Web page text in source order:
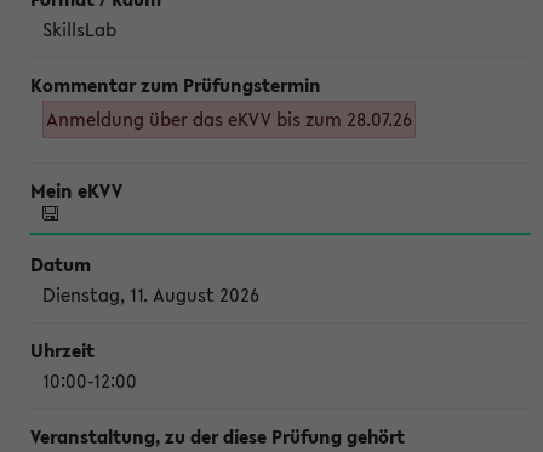
SkillsLab
Anmeldung über das eKVV bis zum 28.07.26
Dienstag, 11. August 2026
10:00-12:00